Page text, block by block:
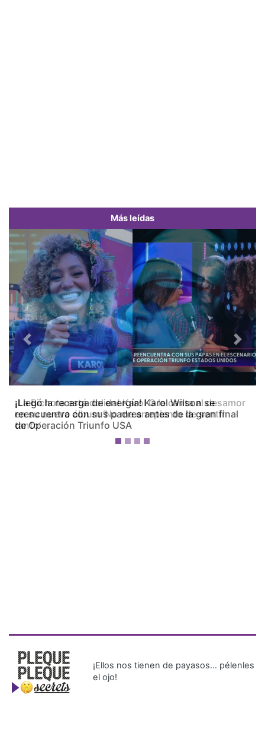
Más leídas
¡La Bichota está dolida! Karol G le canta al desamor
en su nuevo álbum ‘No me arrepiento de sentir
tanto’
Previous Next
¡Ellos nos tienen de payasos… pélenles
el ojo!